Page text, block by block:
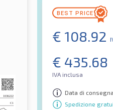
€ 108.92
€ 435.68
IVA inclusa
Data di
Spedizione